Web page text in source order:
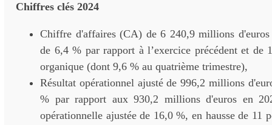
Chiffres clés 2024
Chiffre d'affaires (CA) de 6 240,9 millions d'euros
de 6,4 % par rapport à l’exercice précédent et de
organique (dont 9,6 % au quatrième trimestre),
Résultat opérationnel ajusté de 996,2 millions
% par rapport aux 930,2 millions d'euros en
opérationnelle ajustée de 16,0 %, en hausse de 11